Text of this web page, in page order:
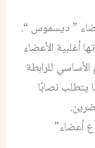
” ديسموس “.
أغلبية الأعضاء
للرابطة
يتطلب نصابًا
أعضاء”